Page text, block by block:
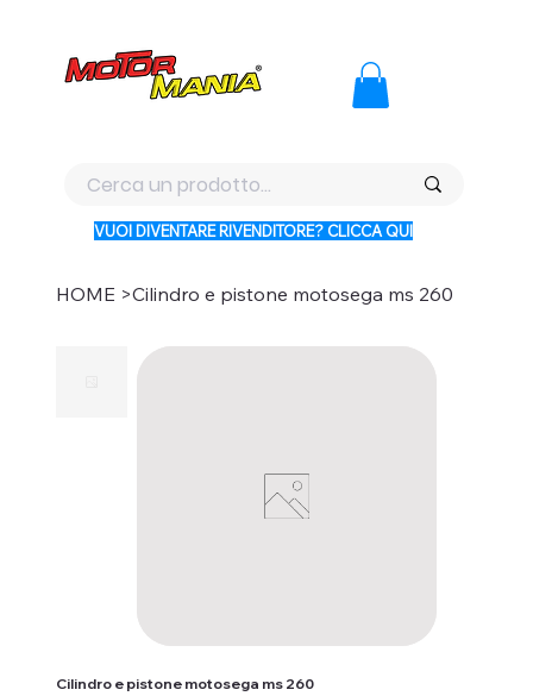
VUOI DIVENTARE RIVENDITORE? CLICCA QUI
HOME >Cilindro e pistone motosega ms 260
Cilindro e pistone motosega ms 260